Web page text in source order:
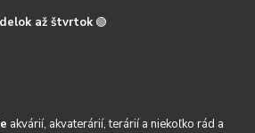
až štvrtok 🟢
akvárií, akvaterárií, terárií a niekoľko rád a